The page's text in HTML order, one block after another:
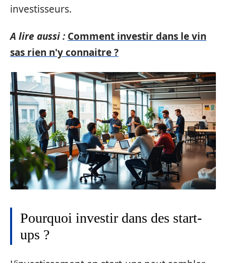
investisseurs.
A lire aussi : Comment investir dans le vin
sas rien n'y connaitre ?
Pourquoi investir dans des start-
ups ?